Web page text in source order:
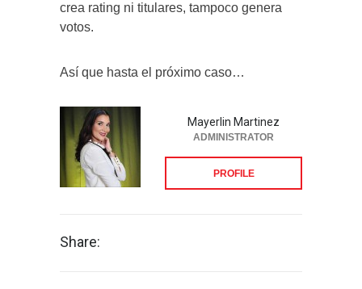
crea rating ni titulares, tampoco genera
votos.
Así que hasta el próximo caso…
Mayerlin Martinez
ADMINISTRATOR
PROFILE
Share: